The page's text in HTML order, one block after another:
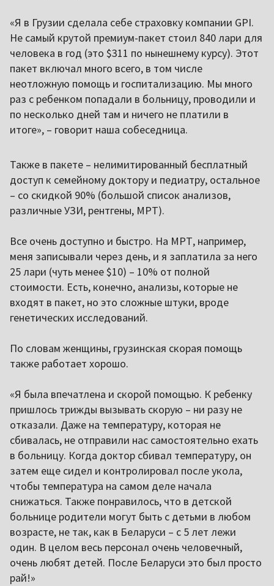
«Я в Грузии сделала себе страховку компании GPI.
Не самый крутой премиум-пакет стоил 840 лари для
человека в год (это $311 по нынешнему курсу). Этот
пакет включал много всего, в том числе
неотложную помощь и госпитализацию. Мы много
раз с ребенком попадали в больницу, проводили и
по несколько дней там и ничего не платили в
итоге», – говорит наша собеседница.
Также в пакете – нелимитированный бесплатный
доступ к семейному доктору и педиатру, остальное
– со скидкой 90% (большой список анализов,
различные УЗИ, рентгены, МРТ).
Все очень доступно и быстро. На МРТ, например,
меня записывали через день, и я заплатила за него
25 лари (чуть менее $10) – 10% от полной
стоимости. Есть, конечно, анализы, которые не
входят в пакет, но это сложные штуки, вроде
генетических исследований.
По словам женщины, грузинская скорая помощь
также работает хорошо.
«Я была впечатлена и скорой помощью. К ребенку
пришлось трижды вызывать скорую – ни разу не
отказали. Даже на температуру, которая не
сбивалась, не отправили нас самостоятельно ехать
в больницу. Когда доктор сбивал температуру, он
затем еще сидел и контролировал после укола,
чтобы температура на самом деле начала
снижаться. Также понравилось, что в детской
больнице родители могут быть с детьми в любом
возрасте, не так, как в Беларуси – с 5 лет лежи
один. В целом весь персонал очень человечный,
очень любят детей. После Беларуси это был просто
рай!»